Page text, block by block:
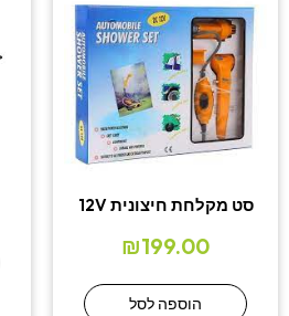
סט מקלחת חיצונית 12V
₪199.00
הוספה לסל